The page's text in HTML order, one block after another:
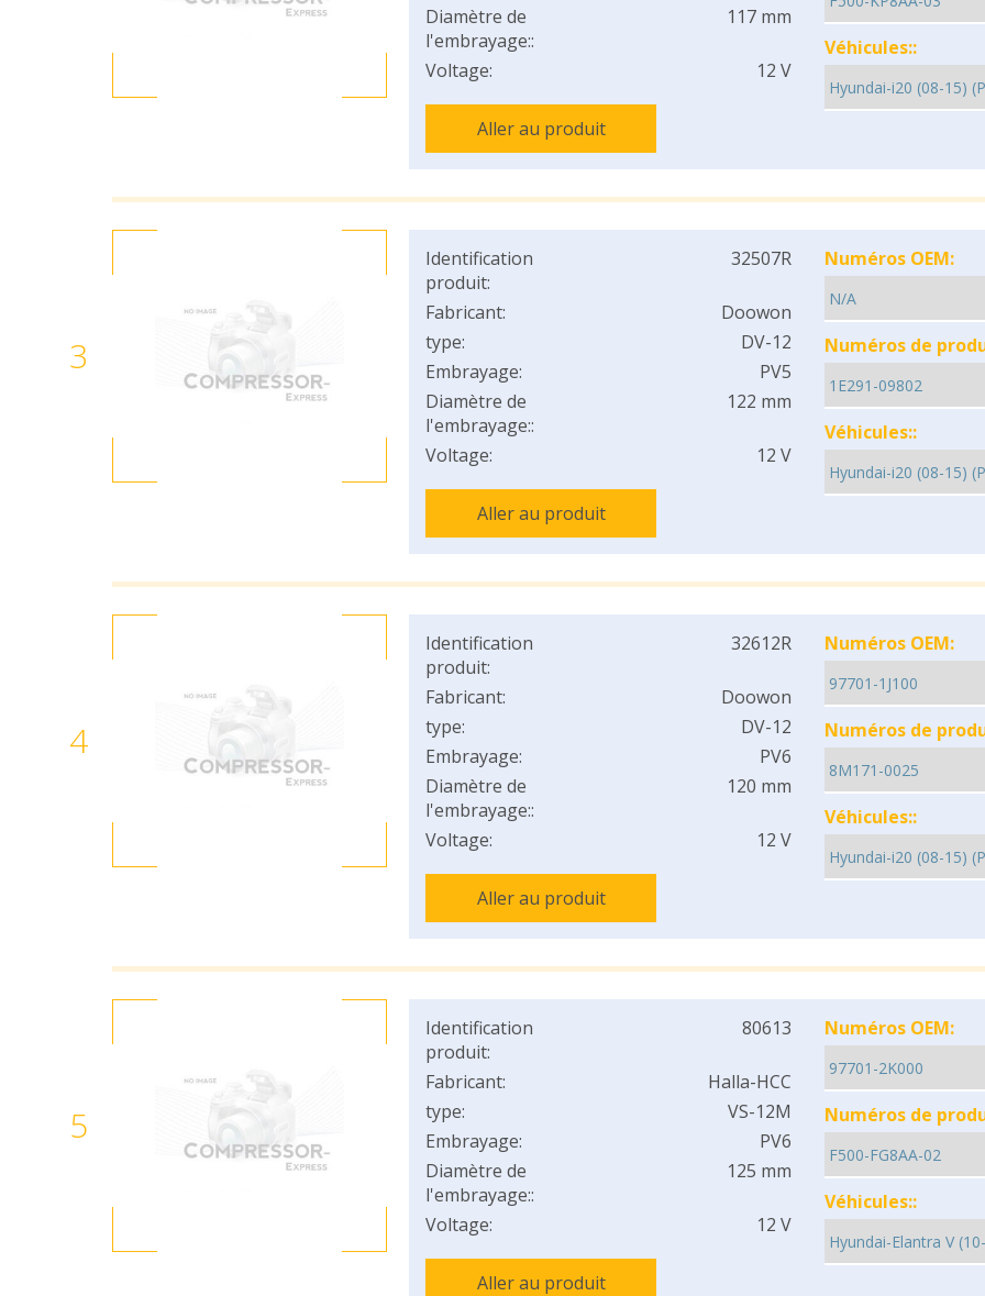
Diamètre de
l'embrayage::
117 mm
Voltage: 12 V
Aller au produit
Véhicules::
3
Identification
produit:
32507R
Fabricant:
Doowon
type:
DV-12
Embrayage:
PV5
Diamètre de
l'embrayage::
122 mm
Voltage: 12 V
Aller au produit
Numéros OEM:
Numéros de
Véhicules::
4
Identification
produit:
32612R
Fabricant:
Doowon
type:
DV-12
Embrayage:
PV6
Diamètre de
l'embrayage::
120 mm
Voltage: 12 V
Aller au produit
Numéros OEM:
Numéros de
Véhicules::
5
Identification
produit:
80613
Fabricant:
Halla-HCC
type:
VS-12M
Embrayage:
PV6
Diamètre de
l'embrayage::
125 mm
Voltage: 12 V
Aller au produit
Numéros OEM:
Numéros de
Véhicules::